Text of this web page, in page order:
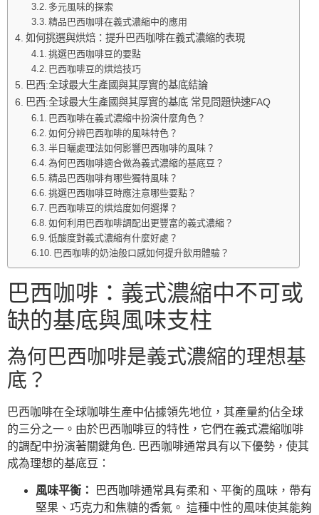
多元風味的探索
精品巴西咖啡在義式濃縮中的應用
如何挑選與烘焙：提升巴西咖啡在義式濃縮的表現
挑選巴西咖啡豆的要點
巴西咖啡豆的烘焙技巧
巴西:全球最大生產國與其厚實的基底結論
巴西:全球最大生產國與其厚實的基底 常見問題快速FAQ
巴西咖啡在義式濃縮中扮演什麼角色？
如何分辨巴西咖啡的風味特色？
半日曬處理法如何影響巴西咖啡的風味？
為何巴西咖啡適合做為義式濃縮的基底豆？
精品巴西咖啡有哪些獨特風味？
挑選巴西咖啡豆時應注意哪些要點？
巴西咖啡豆的烘焙度如何選擇？
如何利用巴西咖啡調配出更豐富的義式濃縮？
低酸度對義式濃縮有什麼好處？
巴西咖啡的奶油般口感如何提升飲用體驗？
巴西咖啡：義式濃縮中不可或
缺的基底與風味支柱
為何巴西咖啡是義式濃縮的理想基
底？
巴西咖啡在全球咖啡生產中佔據領先地位，其產量約佔全球
的三分之一。由於巴西咖啡豆的特性，它們在義式濃縮咖啡
的調配中扮演著關鍵角色. 巴西咖啡通常具有以下優勢，使其
成為理想的基底豆：
風味平衡：
巴西咖啡通常具有柔和、平衡的風味，帶有
堅果、巧克力和焦糖的香氣。 這種中性的風味使其能夠